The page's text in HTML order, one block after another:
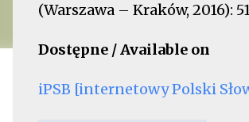
(Warszawa – Kraków, 2016):
Dostępne / Available on
iPSB [internetowy Polski